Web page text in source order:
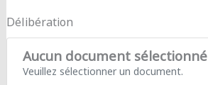
Délibération
Aucun document sélectionné
Veuillez sélectionner un document.